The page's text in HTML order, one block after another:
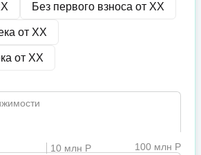
Без первого взноса от XX
от XX
от XX
10 млн Р
100 млн Р